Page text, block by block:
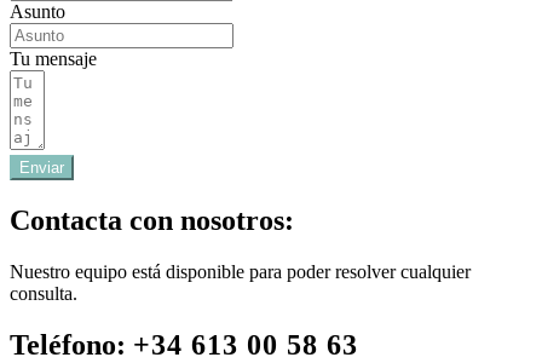
Asunto
Tu mensaje
Enviar
Contacta con nosotros:
Nuestro equipo está disponible para poder resolver cualquier
consulta.
Teléfono: +34 613 00 58 63